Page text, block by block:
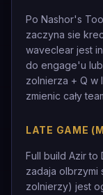
Po Nashor's
zaczyna sie
waveclear jest
do engage'u
zolnierza + Q w
zmienic cały
LATE GAME
Full build Azir to
zadaja olbrzymi
zolnierzy) jest